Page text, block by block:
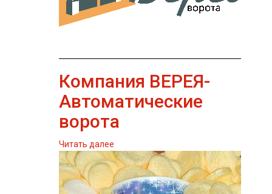
Компания ВЕРЕЯ-
Автоматические
ворота
Читать далее